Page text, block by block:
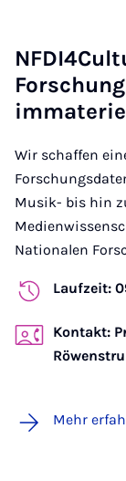
Wir schaffen
Musik- bis hin
Nationalen
Laufzeit:
Kontakt:
Mehr